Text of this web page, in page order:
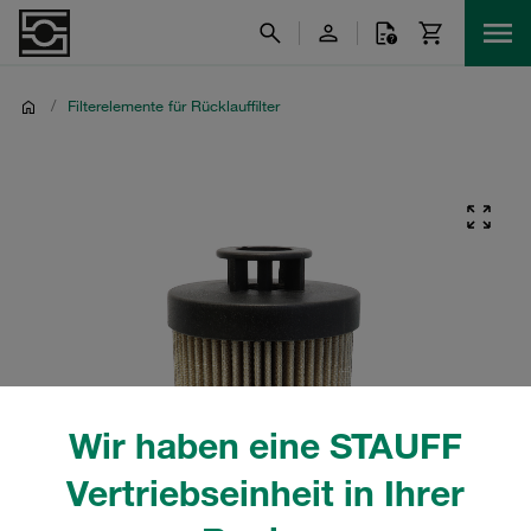
Wir haben eine STAUFF
Vertriebseinheit in Ihrer
/ Filterelemente für Rücklauffilter